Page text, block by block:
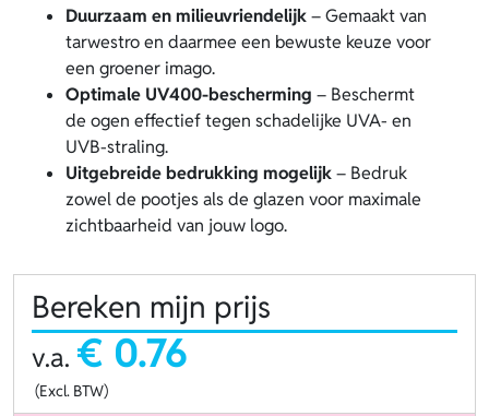
Duurzaam en milieuvriendelijk– Gemaakt van
tarwestro en daarmee een bewuste keuze voor
een groener imago.
Optimale UV400-bescherming – Beschermt
de ogen effectief tegen schadelijke UVA- en
UVB-straling.
Uitgebreide bedrukking mogelijk– Bedruk
zowel de pootjes als de glazen voor maximale
zichtbaarheid van jouw logo.
Bereken mijn prijs
v.a. € 0.76
(Excl. BTW)